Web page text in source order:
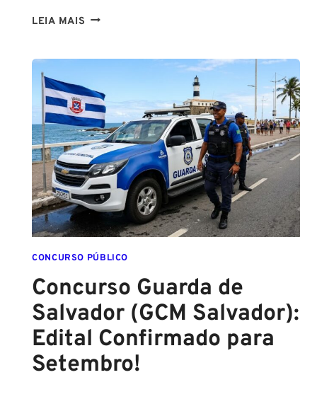
LEIA MAIS NA
SAI
DA
ESCOLA
FORMADO
EM
DIREITO
CONCURSO PÚBLICO
Concurso Guarda de
Salvador (GCM Salvador):
Edital Confirmado para
Setembro!